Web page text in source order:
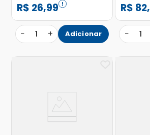
R$ 26,99
− 1 + Adicionar
R$ 82,
− 1